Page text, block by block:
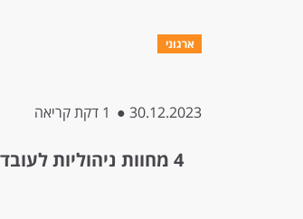
ארגוני
30.12.2023
● 1 דקת קריאה
4 מחוות ניהוליות